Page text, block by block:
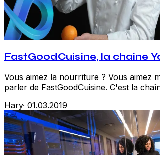
FastGoodCuisine, la chaine
Vous aimez la nourriture ? Vous aimez
parler de FastGoodCuisine. C'est la
Hary· 01.03.2019